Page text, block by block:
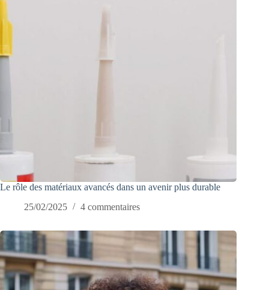
Le rôle des matériaux avancés dans un avenir plus durable
25/02/2025
4 commentaires